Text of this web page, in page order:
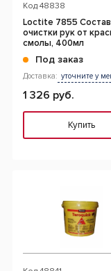
Код 48838
Loctite 7855
очистки рук от
смолы, 400мл
Под заказ
Доставка: уточните у
1 326 руб.
Купить